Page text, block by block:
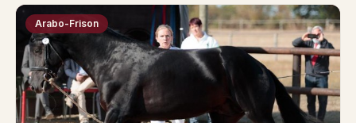
Arabo-Frison